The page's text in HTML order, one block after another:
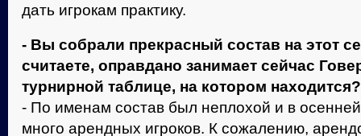
дать игрокам практику.
- Вы собрали прекрасный состав на этот
считаете, оправдано занимает сейчас
турнирной таблице, на котором находится?
- По именам состав был неплохой и в
много арендных игроков. К сожалению,